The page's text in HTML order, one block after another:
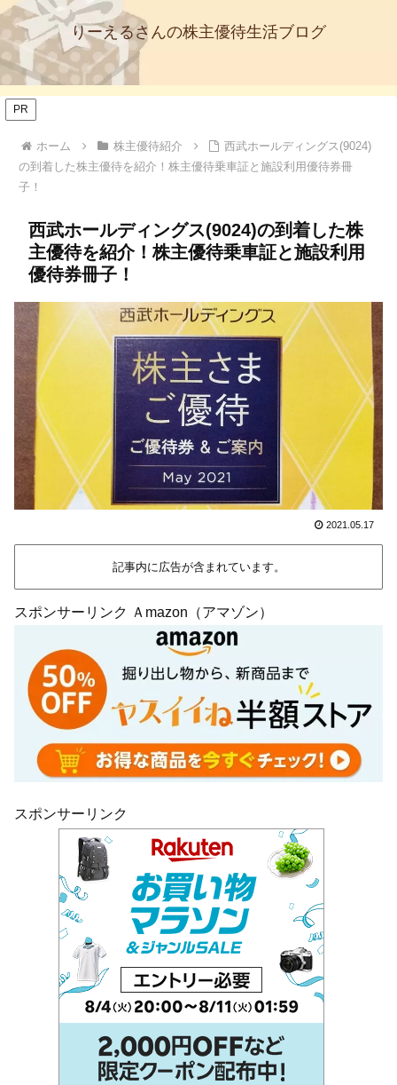
りーえるさんの株主優待生活ブログ
PR
ホーム 株主優待紹介
西武ホールディングス(9024)
の到着した株主優待を紹介！株主優待乗車証と施設利用優待券冊
子！
西武ホールディングス(9024)の到着した株
主優待を紹介！株主優待乗車証と施設利用
優待券冊子！
2021.05.17
記事内に広告が含まれています。
スポンサーリンク Ａmazon（アマゾン）
スポンサーリンク